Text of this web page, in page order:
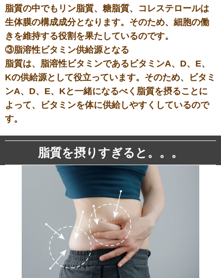
脂質の中でもリン脂質、糖脂質、コレステロールは
生体膜の構成成分となります。そのため、細胞の働
きを維持する役割を果たしているのです。
③脂溶性ビタミン供給源となる
脂質は、脂溶性ビタミンであるビタミンA、D、E、
Kの供給源として役立っています。そのため、ビタミ
ンA、D、E、Kと一緒になるべく脂質を摂ることに
よって、ビタミンを体に供給しやすくしているので
す。
脂質を摂りすぎると。。。